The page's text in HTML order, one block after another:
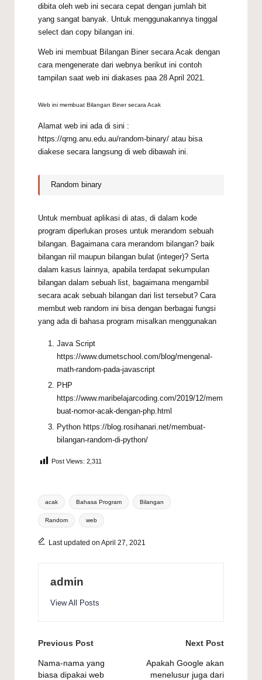
dibita oleh web ini secara cepat dengan jumlah bit
yang sangat banyak. Untuk menggunakannya tinggal
select dan copy bilangan ini.
Web ini membuat Bilangan Biner secara Acak dengan
cara mengenerate dari webnya berikut ini contoh
tampilan saat web ini diakases paa 28 April 2021.
Web ini membuat Bilangan Biner secara Acak
Alamat web ini ada di sini :
https://qrng.anu.edu.au/random-binary/ atau bisa
diakese secara langsung di web dibawah ini.
Random binary
Untuk membuat aplikasi di atas, di dalam kode
program diperlukan proses untuk merandom sebuah
bilangan. Bagaimana cara merandom bilangan? baik
bilangan riil maupun bilangan bulat (integer)? Serta
dalam kasus lainnya, apabila terdapat sekumpulan
bilangan dalam sebuah list, bagaimana mengambil
secara acak sebuah bilangan dari list tersebut? Cara
membut web random ini bisa dengan berbagai fungsi
yang ada di bahasa program misalkan menggunakan
Java Script
https://www.dumetschool.com/blog/mengenal-
math-random-pada-javascript
PHP
https://www.maribelajarcoding.com/2019/12/mem
buat-nomor-acak-dengan-php.html
Python https://blog.rosihanari.net/membuat-
bilangan-random-di-python/
Post Views: 2,311
Tags:
acak Bahasa Program Bilangan
Random web
Last updated on April 27, 2021
admin
View All Posts
Post
navigation
Previous Post
Nama-nama yang
biasa dipakai web
Next Post
Apakah Google akan
menelusur juga dari